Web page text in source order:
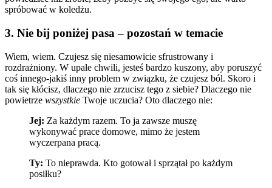
spróbować w koledżu.
3. Nie bij poniżej pasa – pozostań w temacie
Wiem, wiem. Czujesz się niesamowicie sfrustrowany i
rozdrażniony. W upale chwili, jesteś bardzo kuszony, aby poruszyć
coś innego-jakiś inny problem w związku, że czujesz ból. Skoro i
tak się kłócisz, dlaczego nie zrzucisz tego z siebie? Dlaczego nie
powietrze wszystkie Twoje uczucia? Oto dlaczego nie:
Jej: Za każdym razem. To ja zawsze muszę
wykonywać prace domowe, mimo że jestem
wyczerpana pracą.
Ty: To nieprawda. Kto gotował i sprzątał po każdym
posiłku?